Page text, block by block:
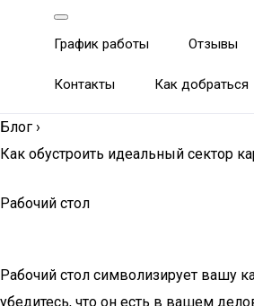
График работы Отзывы
Контакты Как добраться
Блог ›
Как обустроить идеальный сектор
Рабочий стол
Рабочий стол символизирует вашу
убедитесь, что он есть в вашем